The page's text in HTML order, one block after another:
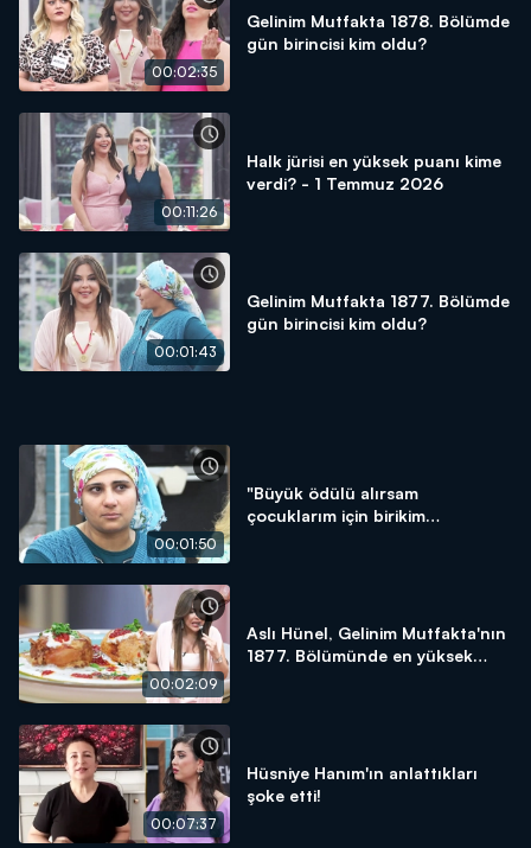
00:02:35
Gelinim Mutfakta 1878. Bölümde
gün birincisi kim oldu?
00:11:26
Halk jürisi en yüksek puanı kime
verdi? - 1 Temmuz 2026
00:01:43
Gelinim Mutfakta 1877. Bölümde
gün birincisi kim oldu?
00:01:50
"Büyük ödülü alırsam
çocuklarım için birikim
00:02:09
Aslı Hünel, Gelinim Mutfakta'nın
1877. Bölümünde en yüksek
00:07:37
Hüsniye Hanım'ın anlattıkları
şoke etti!